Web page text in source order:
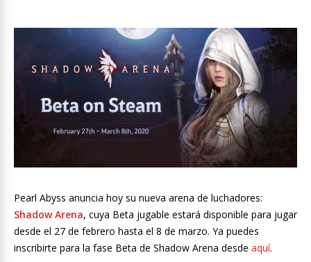
Pearl Abyss anuncia hoy su nueva arena de luchadores:
Shadow Arena, cuya Beta jugable estará disponible para jugar
desde el 27 de febrero hasta el 8 de marzo. Ya puedes
inscribirte para la fase Beta de Shadow Arena desde aquí.